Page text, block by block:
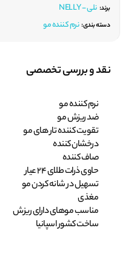
برند: نلی - NELLY
دسته بندی: نرم کننده مو
نقد و بررسی تخصصی
نرم کننده مو
ضد ریزش مو
تقویت کننده تار های مو
درخشان کننده
صاف کننده
حاوی ذرات طلای 24 عیار
تسهیل در شانه کردن مو
مغذی
مناسب موهای دارای ریزش
ساخت کشور اسپانیا